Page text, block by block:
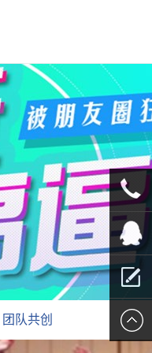
团队共创
010-
QQ客服
留言报